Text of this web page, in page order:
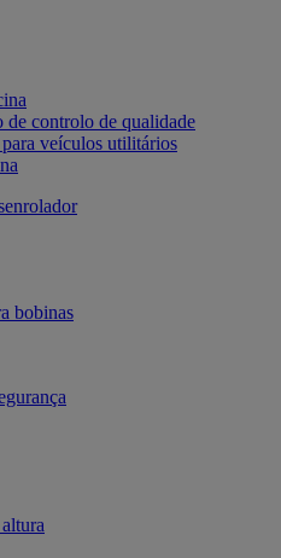
de controlo de qualidade
veículos utilitários
bobinas